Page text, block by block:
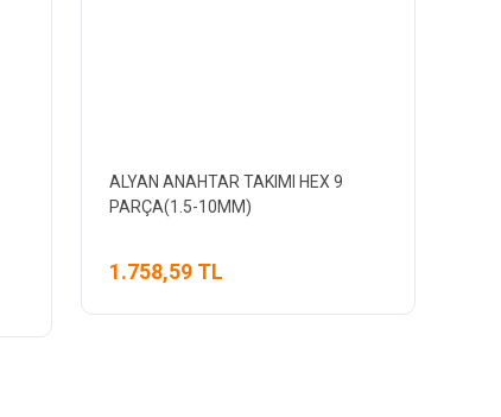
ALYAN ANAHTAR TAKIMI HEX 9
PARÇA(1.5-10MM)
1.758,59 TL